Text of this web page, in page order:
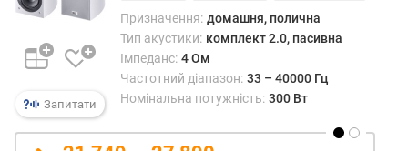
р
н
н
о
м
Запитати
Призначення: домашня, полична
Тип акустики: комплект 2.0, пасивна
Імпеданс: 4 Ом
Частотний діапазон: 33 – 40000 Гц
Номінальна потужність: 300 Вт